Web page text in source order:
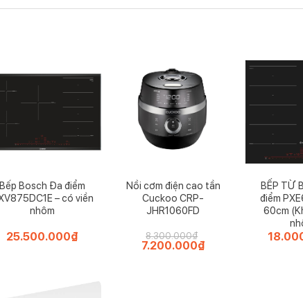
Bếp Bosch Đa điểm
– có viền
nhôm
25.500.000₫
Nồi cơm điện cao tần
Cuckoo CRP-
JHR1060FD
8.300.000₫
Giá
7.200.000₫Giá
BẾP TỪ
điểm
60cm